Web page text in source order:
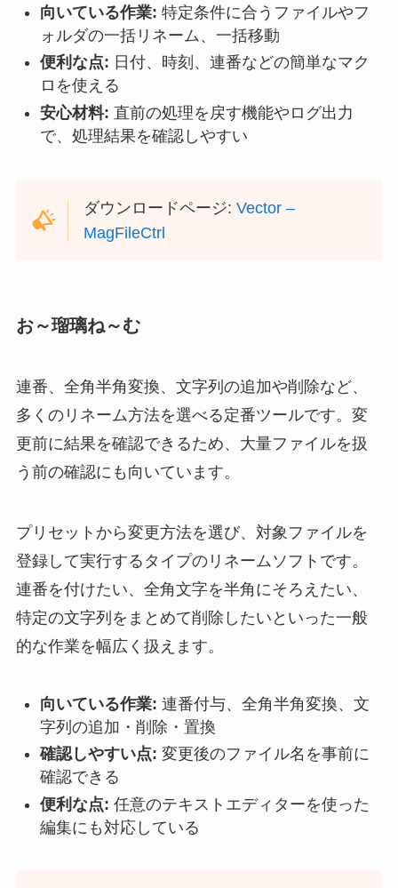
向いている作業: 特定条件に合うファイルやフ
ォルダの一括リネーム、一括移動
便利な点: 日付、時刻、連番などの簡単なマク
ロを使える
安心材料: 直前の処理を戻す機能やログ出力
で、処理結果を確認しやすい
ダウンロードページ:Vector –
MagFileCtrl
お～瑠璃ね～む
連番、全角半角変換、文字列の追加や削除など、
多くのリネーム方法を選べる定番ツールです。変
更前に結果を確認できるため、大量ファイルを扱
う前の確認にも向いています。
プリセットから変更方法を選び、対象ファイルを
登録して実行するタイプのリネームソフトです。
連番を付けたい、全角文字を半角にそろえたい、
特定の文字列をまとめて削除したいといった一般
的な作業を幅広く扱えます。
向いている作業: 連番付与、全角半角変換、文
字列の追加・削除・置換
確認しやすい点: 変更後のファイル名を事前に
確認できる
便利な点: 任意のテキストエディターを使った
編集にも対応している